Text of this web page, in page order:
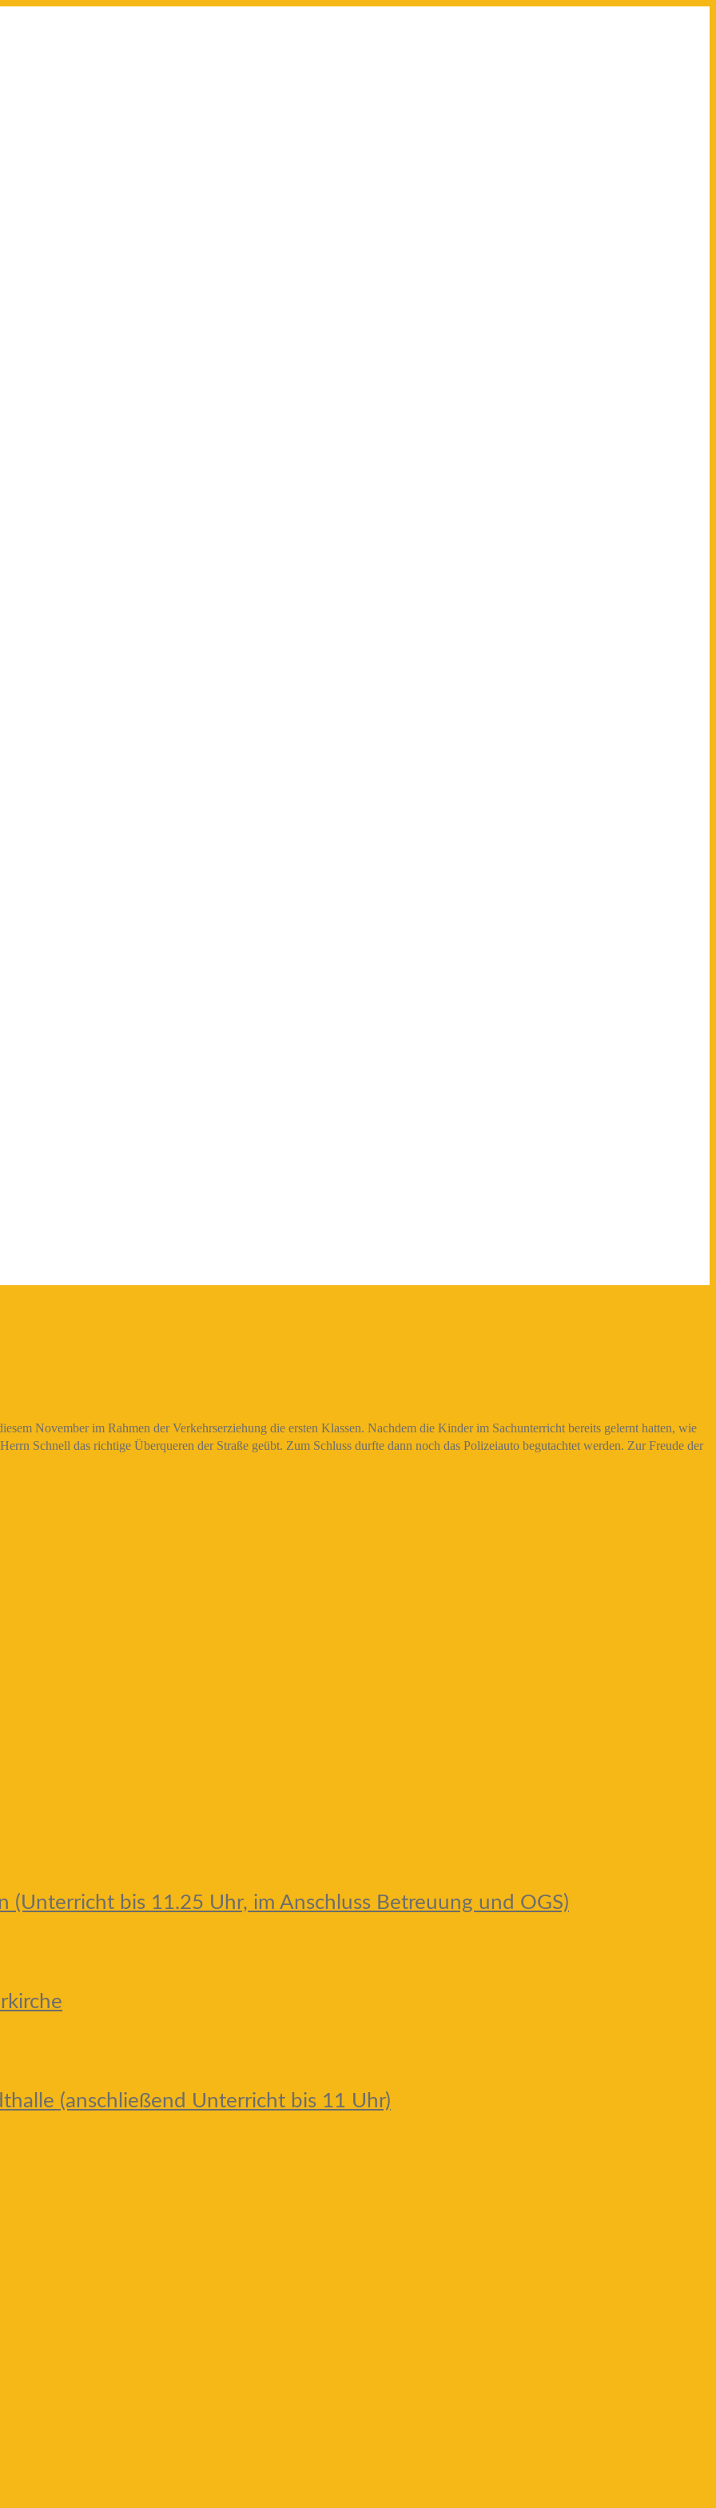
November im Rahmen der Verkehrserziehung die ersten Klassen. Nachdem die Kinder im Sachunterricht bereits gelernt hatten, wie
Schnell das richtige Überqueren der Straße geübt. Zum Schluss durfte dann noch das Polizeiauto begutachtet werden. Zur Freude der
(Unterricht bis 11.25 Uhr, im Anschluss Betreuung und OGS)
(anschließend Unterricht bis 11 Uhr)